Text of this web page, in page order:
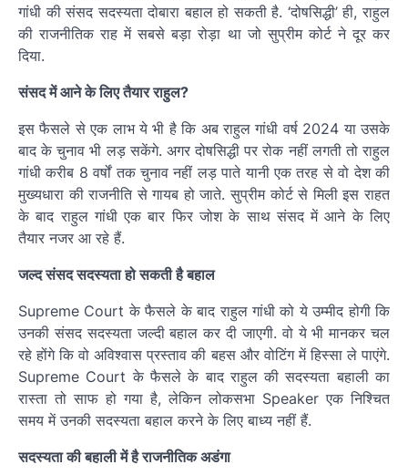
गांधी की संसद सदस्यता दोबारा बहाल हो सकती है. ‘दोषसिद्धी’ ही, राहुल
की राजनीतिक राह में सबसे बड़ा रोड़ा था जो सुप्रीम कोर्ट ने दूर कर
दिया.
संसद में आने के लिए तैयार राहुल?
इस फैसले से एक लाभ ये भी है कि अब राहुल गांधी वर्ष 2024 या उसके
बाद के चुनाव भी लड़ सकेंगे. अगर दोषसिद्धी पर रोक नहीं लगती तो राहुल
गांधी करीब 8 वर्षों तक चुनाव नहीं लड़ पाते यानी एक तरह से वो देश की
मुख्यधारा की राजनीति से गायब हो जाते. सुप्रीम कोर्ट से मिली इस राहत
के बाद राहुल गांधी एक बार फिर जोश के साथ संसद में आने के लिए
तैयार नजर आ रहे हैं.
जल्द संसद सदस्यता हो सकती है बहाल
Supreme Court के फैसले के बाद राहुल गांधी को ये उम्मीद होगी कि
उनकी संसद सदस्यता जल्दी बहाल कर दी जाएगी. वो ये भी मानकर चल
रहे होंगे कि वो अविश्वास प्रस्ताव की बहस और वोटिंग में हिस्सा ले पाएंगे.
Supreme Court के फैसले के बाद राहुल की सदस्यता बहाली का
रास्ता तो साफ हो गया है, लेकिन लोकसभा Speaker एक निश्चित
समय में उनकी सदस्यता बहाल करने के लिए बाध्य नहीं हैं.
सदस्यता की बहाली में है राजनीतिक अडंगा